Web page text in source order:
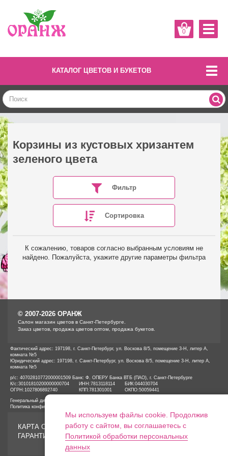
0
КАТАЛОГ ЦВЕТОВ И БУКЕТОВ
Корзины из кустовых хризантем
зеленого цвета
Фильтр
Сортировка
К сожалению, товаров согласно выбранным условиям не
найдено. Пожалуйста, укажите другие параметры фильтра
© 2007-2026 ОРАНЖ
Cалон магазин цветов в Санкт-Петербурге.
Заказ цветов, продажа цветов оптом, продажа букетов.
Фактический адрес: 197198, г. Санкт-Петербург, ул. Воскова 8/5, помещение 3-Н, литер А,
комната №5
Юридический адрес: 197198, г. Санкт-Петербург, ул. Воскова 8/5, помещение 3-Н, литер А,
комната №5
р/с: 40702810772000001509 Банк: Ф. ОПЕРУ Банка ВТБ (ПАО), г. Санкт-Петербурге
К/с:30101810200000000704 ИНН:7813118114 БИК:044030704
ОГРН: 1027806892740 КПП:781301001 ОКПО:50059441
Генеральный директор ООО «ОРАНЖ» Иванов А.Е.
Политика конфиденциальности
КАРТА САЙТА
ГАРАНТИИ
Мы используем файлы cookie. Продолжив
работу с сайтом, вы соглашаетесь с
Политикой обработки персональных
данных